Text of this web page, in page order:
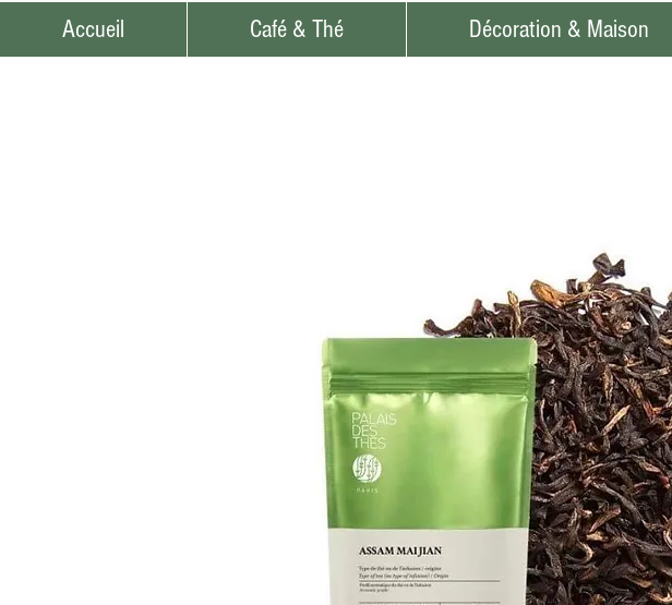
Accueil Café & Thé Décoration & Maison